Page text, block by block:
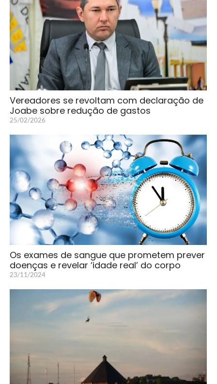
Vereadores se revoltam com declaração de
Joabe sobre redução de gastos
25/02/2026
Os exames de sangue que prometem prever
doenças e revelar ‘idade real’ do corpo
23/11/2024